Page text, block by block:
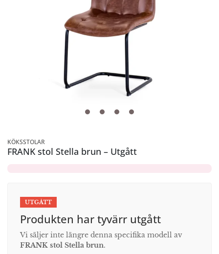
KÖKSSTOLAR
FRANK stol Stella brun – Utgått
UTGÅTT
Produkten har tyvärr utgått
Vi säljer inte längre denna specifika modell av
FRANK stol Stella brun.